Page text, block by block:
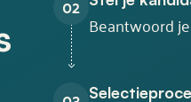
02
Beantwoord